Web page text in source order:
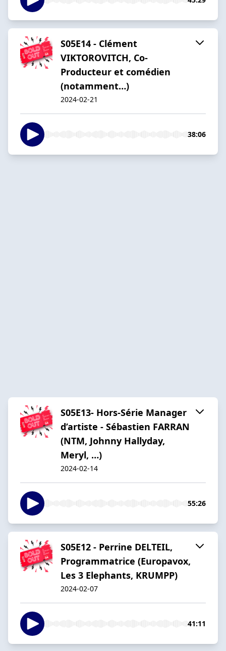
S05E14 - Clément
VIKTOROVITCH, Co-
Producteur et comédien
(notamment…)
2024-02-21
38:06
S05E13- Hors-Série Manager
d’artiste - Sébastien FARRAN
(NTM, Johnny Hallyday,
Meryl, …)
2024-02-14
55:26
S05E12 - Perrine DELTEIL,
Programmatrice (Europavox,
Les 3 Elephants, KRUMPP)
2024-02-07
41:11